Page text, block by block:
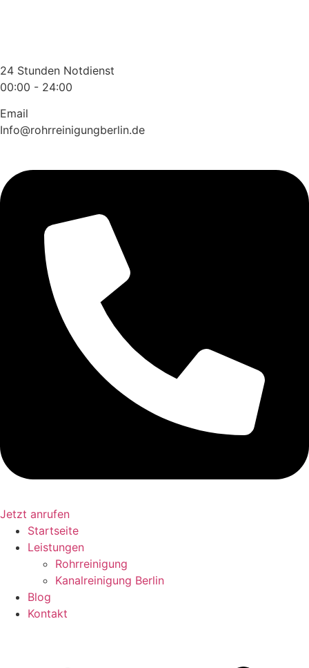
24 Stunden Notdienst
00:00 - 24:00
Email
Info@rohrreinigungberlin.de
Jetzt anrufen
Startseite
Leistungen
Rohrreinigung
Kanalreinigung Berlin
Blog
Kontakt